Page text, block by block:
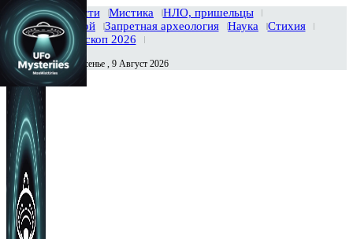
Главная Новости Мистика
НЛО, пришельцы
Тайны вселенной
Запретная археология Наука
Стихия
История
Гороскоп 2026
Сегодня Воскресенье , 9 Август 2026